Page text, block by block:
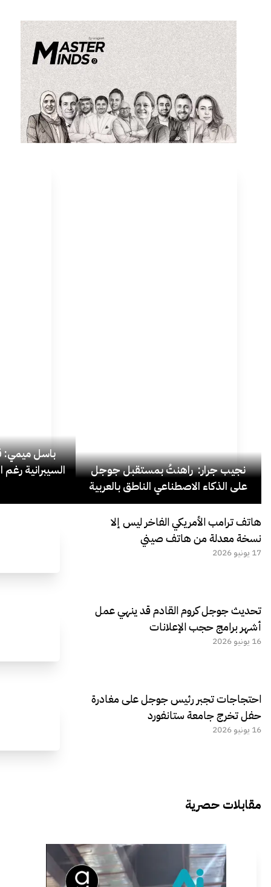
نجيب جرار: راهنتُ بمستقبل جوجل
على الذكاء الاصطناعي الناطق بالعربية
باسل ميمي:
السيبرانية رغم
هاتف ترامب الأمريكي الفاخر ليس إلا
نسخة معدلة من هاتف صيني
17 يونيو 2026
تحديث جوجل كروم القادم قد ينهي عمل
أشهر برامج حجب الإعلانات
16 يونيو 2026
احتجاجات تجبر رئيس جوجل على مغادرة
حفل تخرج جامعة ستانفورد
16 يونيو 2026
مقابلات حصرية